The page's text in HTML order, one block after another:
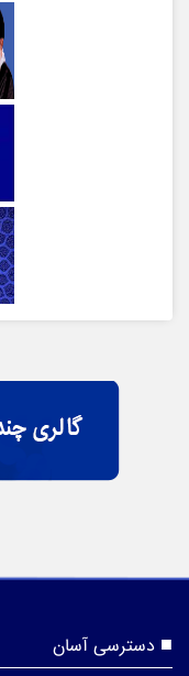
دسترسی آسان